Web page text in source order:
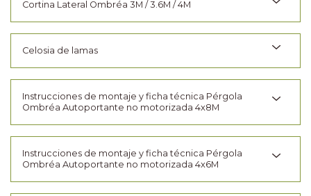
Cortina Lateral Ombréa 3M / 3.6M / 4M
Celosia de lamas
Instrucciones de montaje y ficha técnica Pérgola
Ombréa Autoportante no motorizada 4x8M
Instrucciones de montaje y ficha técnica Pérgola
Ombréa Autoportante no motorizada 4x6M